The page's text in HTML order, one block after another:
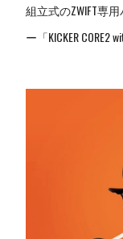
組立式のZWIFT専
ー「KICKER